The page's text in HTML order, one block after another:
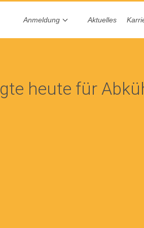
Anmeldung Aktuelles
heute für